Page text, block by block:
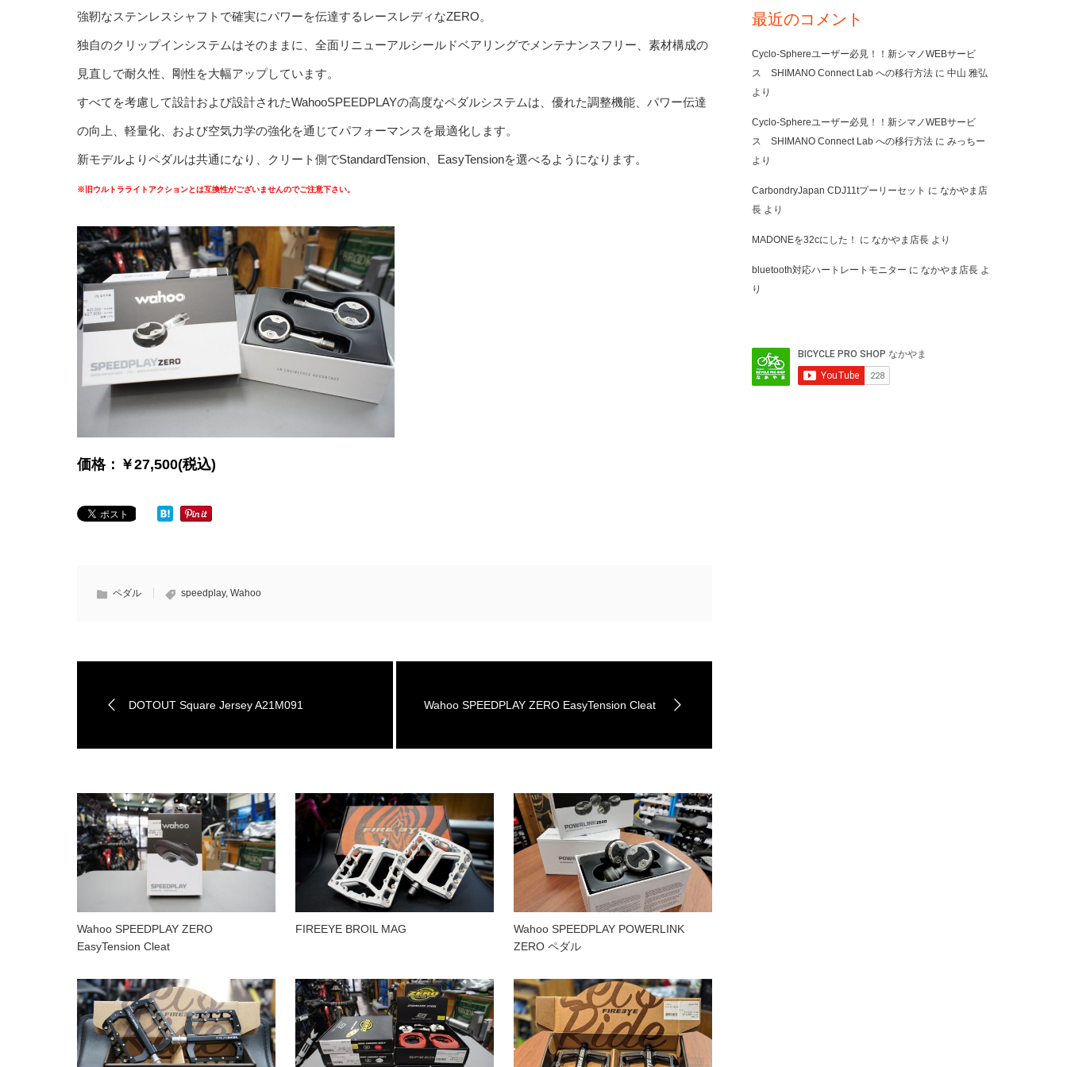
強靭なステンレスシャフトで確実にパワーを伝達するレースレディなZERO。
独自のクリップインシステムはそのままに、全面リニューアルシールドベアリングでメンテナンスフリー、素材構成の
見直しで耐久性、剛性を大幅アップしています。
すべてを考慮して設計および設計されたWahooSPEEDPLAYの高度なペダルシステムは、優れた調整機能、パワー伝達
の向上、軽量化、および空気力学の強化を通じてパフォーマンスを最適化します。
新モデルよりペダルは共通になり、クリート側でStandardTension、EasyTensionを選べるようになります。
※旧ウルトラライトアクションとは互換性がございませんのでご注意下さい。
価格：￥27,500(税込)
ペダル speedplay, Wahoo
DOTOUT Square Jersey A21M091 Wahoo SPEEDPLAY ZERO EasyTension Cleat
Wahoo SPEEDPLAY ZERO
EasyTension Cleat
FIREEYE BROIL MAG
Wahoo SPEEDPLAY POWERLINK
ZERO ペダル
最近のコメント
Cyclo-Sphereユーザー必見！！新シマノWEBサービ
ス SHIMANO Connect Lab への移行方法 に 中山 雅弘
より
Cyclo-Sphereユーザー必見！！新シマノWEBサービ
ス SHIMANO Connect Lab への移行方法 に みっちー
より
CarbondryJapan CDJ11tプーリーセット に なかやま店
長 より
MADONEを32cにした！ に なかやま店長 より
bluetooth対応ハートレートモニター に なかやま店長 よ
り